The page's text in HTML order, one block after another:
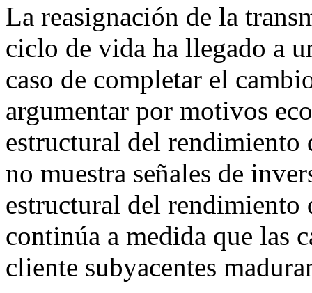
La reasignación de la
ciclo de vida ha llegado a
caso de completar el
argumentar por motivos
estructural del rendimiento
no muestra señales de
estructural del
continúa a medida que las
cliente subyacentes